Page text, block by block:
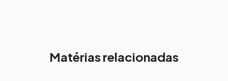
Matérias relacionadas